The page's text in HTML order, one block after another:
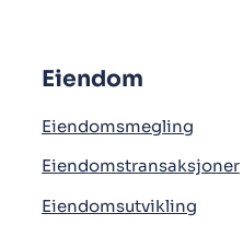
Eiendom
Eiendomsmegling
Eiendomstransaksjoner
Eiendomsutvikling